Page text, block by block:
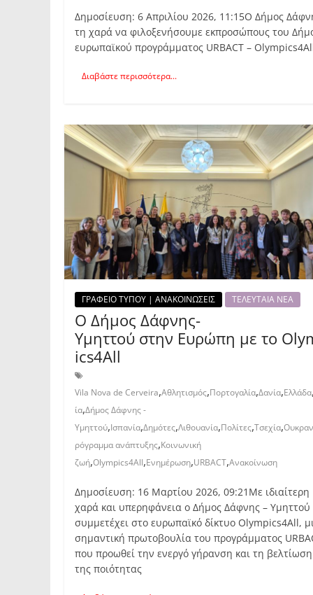
Δημοσίευση: 6 Απριλίου 2026, 11:15Ο Δήμος
τη χαρά να φιλοξενήσουμε εκπροσώπους του
ευρωπαϊκού προγράμματος URBACT –
Διαβάστε περισσότερα...
ΓΡΑΦΕΙΟ ΤΥΠΟΥ | ΑΝΑΚΟΙΝΩΣΕΙΣ ΤΕΛΕΥΤΑΙΑ ΝΕΑ
Ο Δήμος Δάφνης-
Υμηττού στην Ευρώπη με το
ics4All
Vila Nova de Cerveira,Αθλητισμός,Πορτογαλία,Δανία,Ελλάδα,
ία,Δήμος Δάφνης -
Υμηττού,Ισπανία,Δημότες,Λιθουανία,Πολίτες,Τσεχία,
ρόγραμμα ανάπτυξης,Κοινωνική
ζωή,Olympics4All,Ενημέρωση,URBACT,Ανακοίνωση
Δημοσίευση: 16 Μαρτίου 2026, 09:21Με ιδιαίτερη
χαρά και υπερηφάνεια ο Δήμος Δάφνης – Υμηττού
συμμετέχει στο ευρωπαϊκό δίκτυο Olympics4All,
σημαντική πρωτοβουλία του προγράμματος
που προωθεί την ενεργό γήρανση και τη βελτίωση
της ποιότητας